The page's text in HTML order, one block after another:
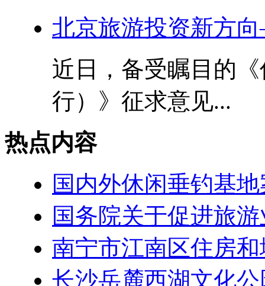
北京旅游投资新方
近日，备受瞩目的
行）》征求意见...
热点内容
国内外休闲垂钓基
国务院关于促进旅
南宁市江南区住房
长沙岳麓西湖文化